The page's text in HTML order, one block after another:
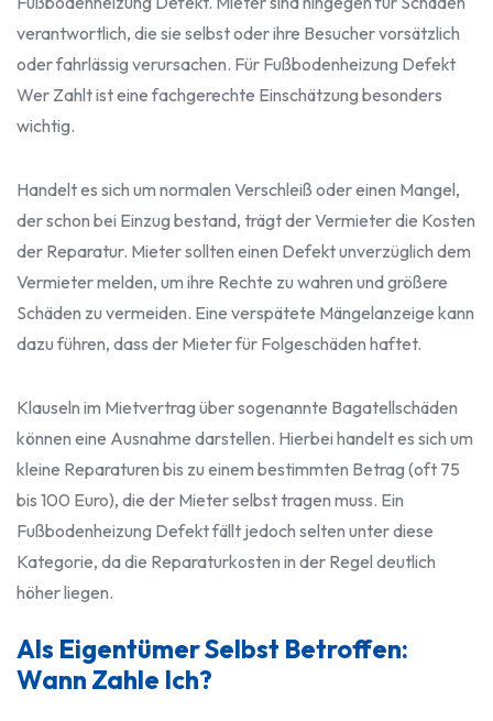
verantwortlich, die sie selbst oder ihre Besucher vorsätzlich
oder fahrlässig verursachen. Für Fußbodenheizung Defekt
Wer Zahlt ist eine fachgerechte Einschätzung besonders
wichtig.
Handelt es sich um normalen Verschleiß oder einen Mangel,
der schon bei Einzug bestand, trägt der Vermieter die Kosten
der Reparatur. Mieter sollten einen Defekt unverzüglich dem
Vermieter melden, um ihre Rechte zu wahren und größere
Schäden zu vermeiden. Eine verspätete Mängelanzeige kann
dazu führen, dass der Mieter für Folgeschäden haftet.
Klauseln im Mietvertrag über sogenannte Bagatellschäden
können eine Ausnahme darstellen. Hierbei handelt es sich um
kleine Reparaturen bis zu einem bestimmten Betrag (oft 75
bis 100 Euro), die der Mieter selbst tragen muss. Ein
Fußbodenheizung Defekt fällt jedoch selten unter diese
Kategorie, da die Reparaturkosten in der Regel deutlich
höher liegen.
Als Eigentümer Selbst Betroffen:
Wann Zahle Ich?